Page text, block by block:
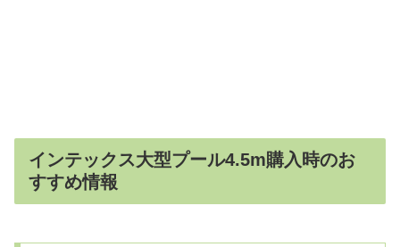
インテックス大型プール4.5m購入時のお
すすめ情報